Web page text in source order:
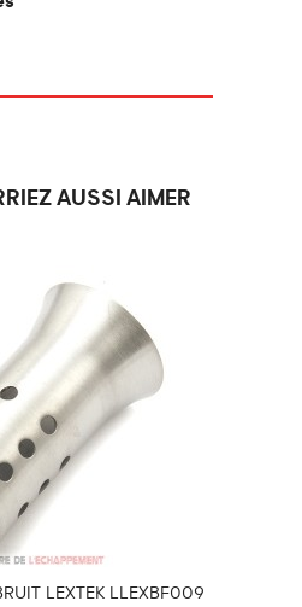
AUSSI AIMER
LEXTEK LLEXBF009